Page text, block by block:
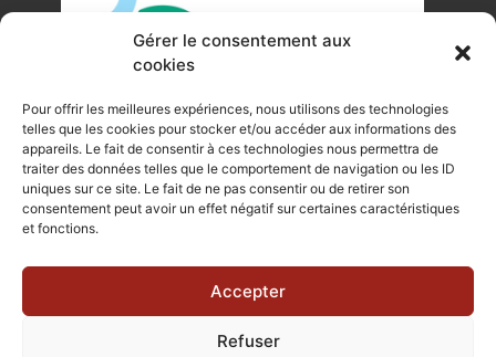
Gérer le consentement aux
cookies
Pour offrir les meilleures expériences, nous utilisons des technologies
telles que les cookies pour stocker et/ou accéder aux informations des
appareils. Le fait de consentir à ces technologies nous permettra de
traiter des données telles que le comportement de navigation ou les ID
uniques sur ce site. Le fait de ne pas consentir ou de retirer son
consentement peut avoir un effet négatif sur certaines caractéristiques
et fonctions.
Accepter
Refuser
©Tous droits réservés Office de Tourisme du Pays de
Plan du site
Site internet réalisé par Je
Communique